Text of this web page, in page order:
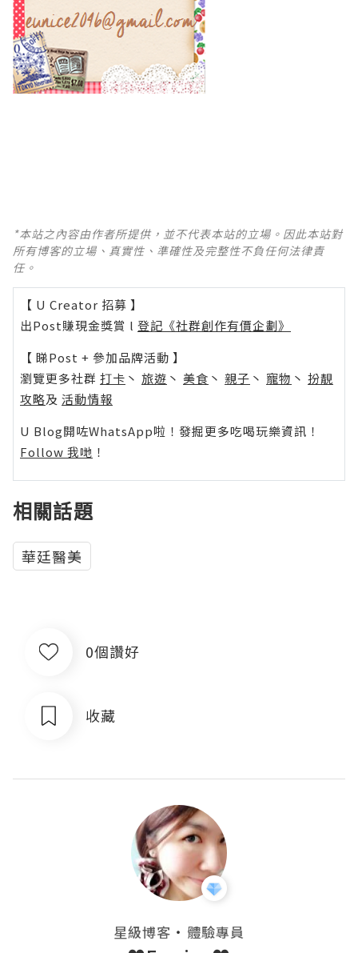
*本站之內容由作者所提供，並不代表本站的立場。因此本站對
所有博客的立場、真實性、準確性及完整性不負任何法律責
任。
【 U Creator 招募 】
出Post賺現金獎賞 l 登記《社群創作有價企劃》
【 睇Post + 參加品牌活動 】
瀏覽更多社群 打卡 丶 旅遊 丶 美食 丶 親子 丶 寵物 丶 扮靚
攻略及 活動情報
U Blog開咗WhatsApp啦！發掘更多吃喝玩樂資訊！
Follow 我哋 ！
相關話題
華廷醫美
0個讚好
收藏
星級博客 ・ 體驗專員